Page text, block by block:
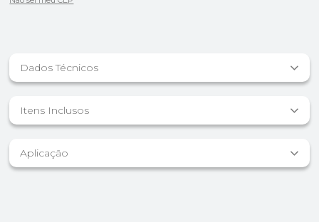
Dados Técnicos
Itens Inclusos
Aplicação